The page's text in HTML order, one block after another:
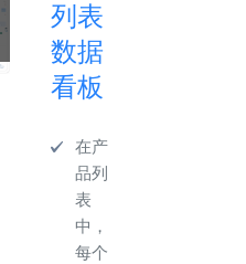
列表
数据
看板
在产
品列
表
中，
每个